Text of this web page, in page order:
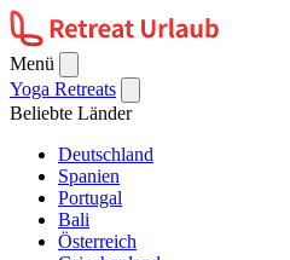
Menü
Yoga Retreats
Beliebte Länder
Deutschland
Spanien
Portugal
Bali
Österreich